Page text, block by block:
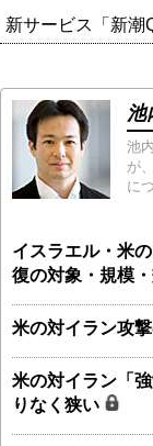
新サービス「新潮
池
池
が
に
イスラエル・米
復の対象・規模
米の対イラン攻
米の対イラン「
りなく狭い